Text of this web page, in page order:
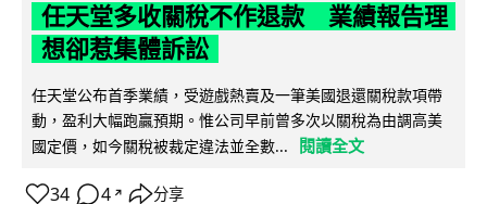
任天堂多收關稅不作退款 業績報告理
想卻惹集體訴訟
任天堂公布首季業績，受遊戲熱賣及一筆美國退還關稅款項帶
動，盈利大幅跑贏預期。惟公司早前曾多次以關稅為由調高美
國定價，如今關稅被裁定違法並全數...
閱讀全文
34 4 ↗ 分享